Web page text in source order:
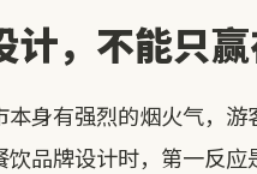
计，不能只
身有强烈的烟火气，
饮品牌设计时，第一反